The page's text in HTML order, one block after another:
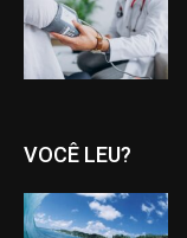
VOCÊ LEU?